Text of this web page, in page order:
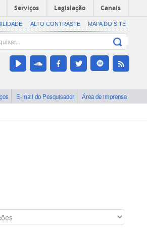
Serviços Legislação Canais
ALTO CONTRASTE MAPA DO SITE
E-mail do Pesquisador Área de imprensa